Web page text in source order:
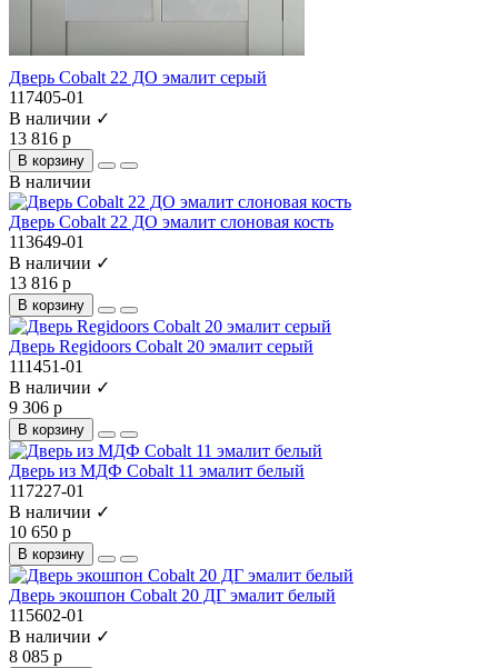
Дверь Cobalt 22 ДО эмалит серый
117405-01
В наличии ✓
13 816 р
В корзину
В наличии
Дверь Cobalt 22 ДО эмалит слоновая кость
113649-01
В наличии ✓
13 816 р
В корзину
Дверь Regidoors Cobalt 20 эмалит серый
111451-01
В наличии ✓
9 306 р
В корзину
Дверь из МДФ Cobalt 11 эмалит белый
117227-01
В наличии ✓
10 650 р
В корзину
Дверь экошпон Cobalt 20 ДГ эмалит белый
115602-01
В наличии ✓
8 085 р